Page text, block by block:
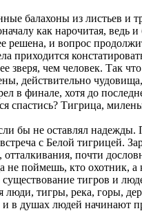
балахоны из листьев
как нарочитая, ведь
решена, и вопрос
приходится
зверя, чем человек. Так
действительно
в финале, хотя до
спастись? Тигрица,
бы не оставлял надежды.
с Белой тигрицей.
отталкивания, почти
не поймешь, кто охотник,
тигров и
люди, тигры, река, горы,
и в душах людей начинают